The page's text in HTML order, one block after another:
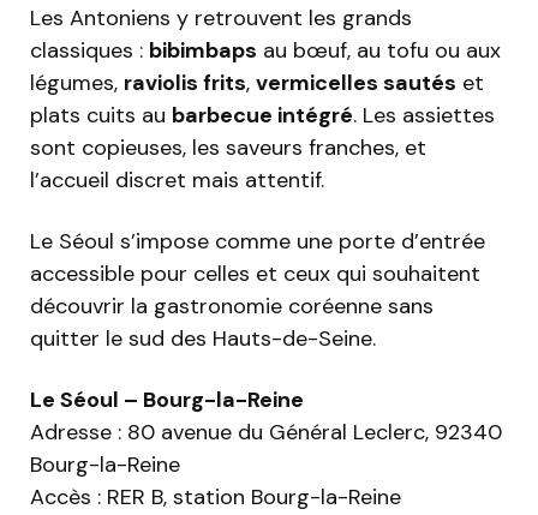
Les Antoniens y retrouvent les grands
classiques : bibimbaps au bœuf, au tofu ou aux
légumes, raviolis frits, vermicelles sautés et
plats cuits au barbecue intégré. Les assiettes
sont copieuses, les saveurs franches, et
l’accueil discret mais attentif.
Le Séoul s’impose comme une porte d’entrée
accessible pour celles et ceux qui souhaitent
découvrir la gastronomie coréenne sans
quitter le sud des Hauts-de-Seine.
Le Séoul – Bourg-la-Reine
Adresse : 80 avenue du Général Leclerc, 92340
Bourg-la-Reine
Accès : RER B, station Bourg-la-Reine